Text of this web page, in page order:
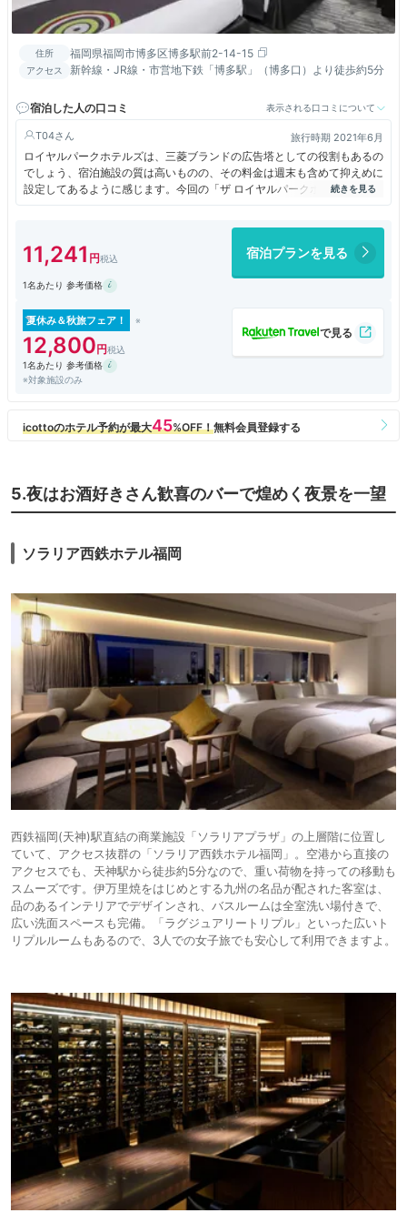
住所 福岡県福岡市博多区博多駅前2-14-15
アクセス 新幹線・JR線・市営地下鉄「博多駅」（博多口）より徒歩約5分
宿泊した人の口コミ 表示される口コミについて
T04 旅行時期 2021年6月
ロイヤルパークホテルズは、三菱ブランドの広告塔としての役割もあるの
でしょう、宿泊施設の質は高いものの、その料金は週末も含めて抑えめに
設定してあるように感じます。今回の「ザ ロイヤルパークホテル福岡」
も宿泊したのは土曜日、客室はプレミアムフロアのスタンダードツインで
11,241 宿泊プランを見る
1名あたり 参考価格
夏休み＆秋旅フェア！
12,800
1名あたり 参考価格
※対象施設のみ
5.夜はお酒好きさん歓喜のバーで煌めく夜景を一望
ソラリア西鉄ホテル福岡
西鉄福岡(天神)駅直結の商業施設「ソラリアプラザ」の上層階に位置し
ていて、アクセス抜群の「ソラリア西鉄ホテル福岡」。空港から直接の
アクセスでも、天神駅から徒歩約5分なので、重い荷物を持っての移動も
スムーズです。伊万里焼をはじめとする九州の名品が配された客室は、
品のあるインテリアでデザインされ、バスルームは全室洗い場付きで、
広い洗面スペースも完備。「ラグジュアリートリプル」といった広いト
リプルルームもあるので、3人での女子旅でも安心して利用できますよ。